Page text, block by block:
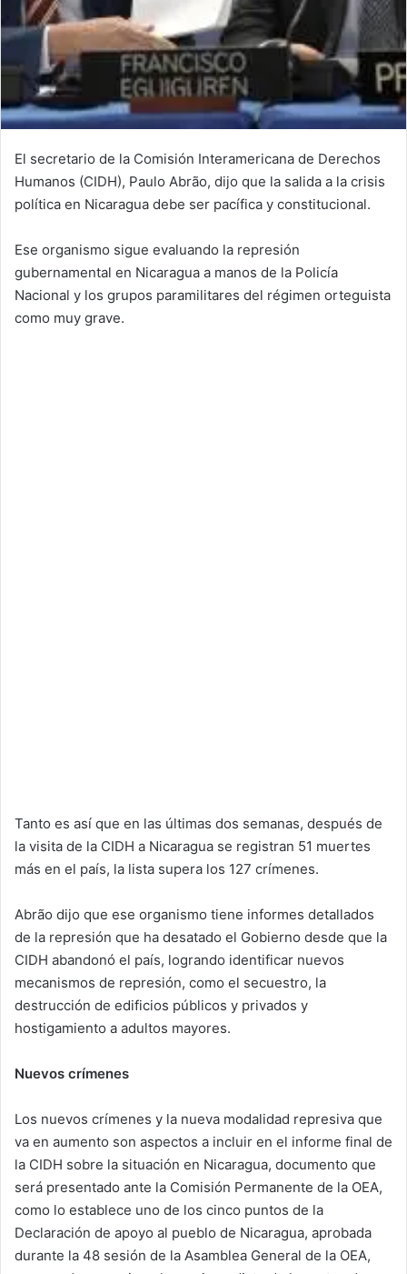
El secretario de la Comisión Interamericana de Derechos
Humanos (CIDH), Paulo Abrão, dijo que la salida a la crisis
política en Nicaragua debe ser pacífica y constitucional.
Ese organismo sigue evaluando la represión
gubernamental en Nicaragua a manos de la Policía
Nacional y los grupos paramilitares del régimen orteguista
como muy grave.
Tanto es así que en las últimas dos semanas, después de
la visita de la CIDH a Nicaragua se registran 51 muertes
más en el país, la lista supera los 127 crímenes.
Abrão dijo que ese organismo tiene informes detallados
de la represión que ha desatado el Gobierno desde que la
CIDH abandonó el país, logrando identificar nuevos
mecanismos de represión, como el secuestro, la
destrucción de edificios públicos y privados y
hostigamiento a adultos mayores.
Nuevos crímenes
Los nuevos crímenes y la nueva modalidad represiva que
va en aumento son aspectos a incluir en el informe final de
la CIDH sobre la situación en Nicaragua, documento que
será presentado ante la Comisión Permanente de la OEA,
como lo establece uno de los cinco puntos de la
Declaración de apoyo al pueblo de Nicaragua, aprobada
durante la 48 sesión de la Asamblea General de la OEA,